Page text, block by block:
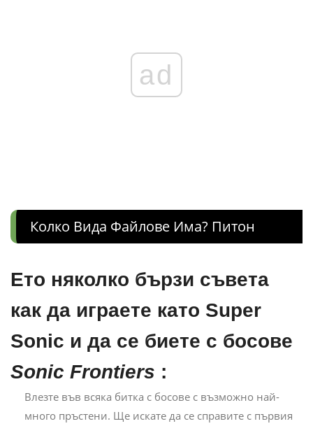
ad
Колко Вида Файлове Има? Питон
Ето няколко бързи съвета
как да играете като Super
Sonic и да се биете с босове
Sonic Frontiers :
Влезте във всяка битка с босове с възможно най-
много пръстени. Ще искате да се справите с първия